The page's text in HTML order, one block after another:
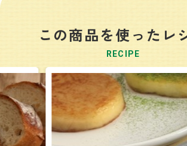
この商品を使ったレ
RECIPE